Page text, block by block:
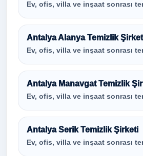
Ev, ofis, villa ve inşaat sonrası
Antalya Alanya Temizlik
Ev, ofis, villa ve inşaat sonrası
Antalya Manavgat Temizlik
Ev, ofis, villa ve inşaat sonrası
Antalya Serik Temizlik Şirketi
Ev, ofis, villa ve inşaat sonrası